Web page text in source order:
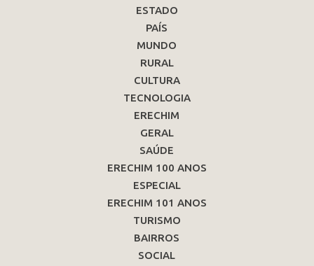
ESTADO
PAÍS
MUNDO
RURAL
CULTURA
TECNOLOGIA
ERECHIM
GERAL
SAÚDE
ERECHIM 100 ANOS
ESPECIAL
ERECHIM 101 ANOS
TURISMO
BAIRROS
SOCIAL